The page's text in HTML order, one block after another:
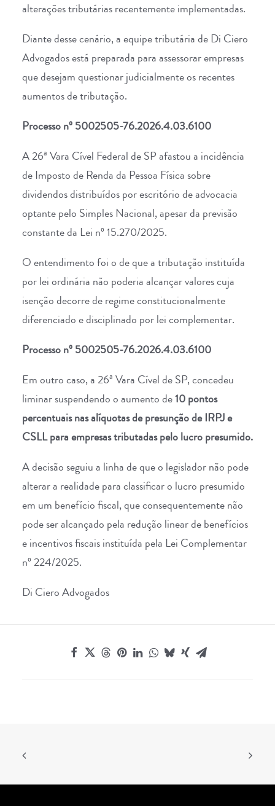
alterações tributárias recentemente implementadas.
Diante desse cenário, a equipe tributária deDi Ciero
Advogadosestá preparada para assessorar empresas
que desejam questionar judicialmente os recentes
aumentos de tributação.
Processo nº 5002505-76.2026.4.03.6100
A 26ª Vara Cível Federal de SP afastou a incidência
de Imposto de Renda da Pessoa Física sobre
dividendos distribuídos por escritório de advocacia
optante pelo Simples Nacional, apesar da previsão
constante da Lei nº 15.270/2025.
O entendimento foi o de que a tributação instituída
por lei ordinária não poderia alcançar valores cuja
isenção decorre de regime constitucionalmente
diferenciado e disciplinado por lei complementar.
Processo nº 5002505-76.2026.4.03.6100
Em outro caso, a 26ª Vara Cível de SP, concedeu
liminar suspendendo o aumento de10 pontos
percentuais nas alíquotas de presunção de IRPJ e
CSLL para empresas tributadas pelo lucro presumido.
A decisão seguiu a linha de que o legislador não pode
alterar a realidade para classificar o lucro presumido
em um benefício fiscal, que consequentemente não
pode ser alcançado pela redução linear de benefícios
e incentivos fiscais instituída pela Lei Complementar
nº 224/2025.
Di Ciero Advogados